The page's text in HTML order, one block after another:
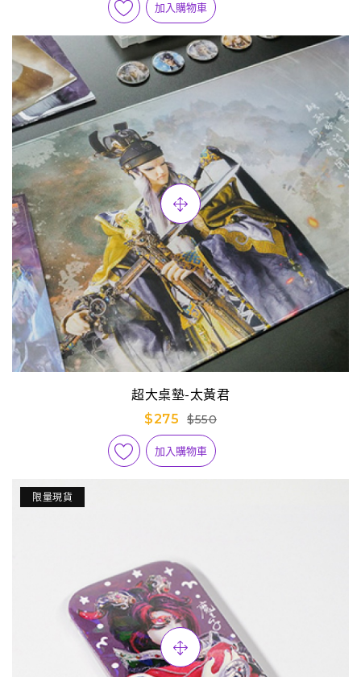
加入購物車
超大桌墊-太黃君
$275
$550
加入購物車
限量現貨